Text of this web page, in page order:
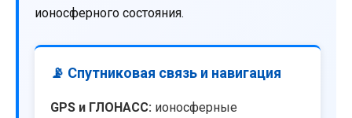
ионосферного состояния.
📡 Спутниковая связь и навигация
GPS и ГЛОНАСС: ионосферные